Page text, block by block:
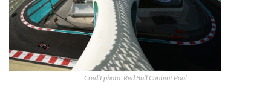
Crédit photo: Red Bull Content Pool